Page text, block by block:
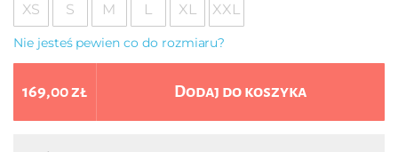
XS S M L XL XXL
Nie jesteś pewien co do rozmiaru?
169,00 zł Dodaj do koszyka